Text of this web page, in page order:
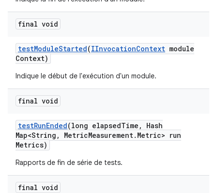
final void
testModuleStarted(IInvocationContext module
Context)
Indique le début de l'exécution d'un module.
final void
testRunEnded(long elapsedTime ,
Hash
Map<String , MetricMeasurement. Metric> run
Metrics)
Rapports de fin de série de tests.
final void